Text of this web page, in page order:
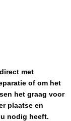
met
of om het
het graag voor
plaatse en
nodig heeft.